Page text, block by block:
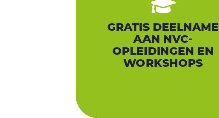
GRATIS DEELNAME
AAN NVC-
OPLEIDINGEN EN
WORKSHOPS